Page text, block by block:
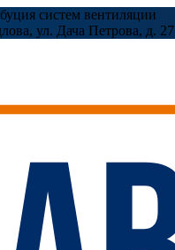
систем вентиляции
ул. Дача Петрова, д. 27